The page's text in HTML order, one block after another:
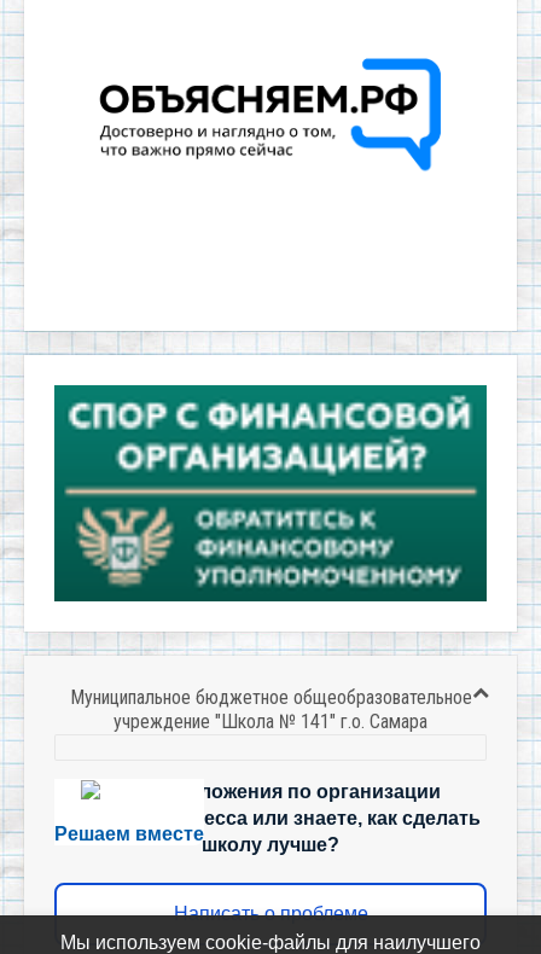
Муниципальное бюджетное общеобразовательное
учреждение "Школа № 141" г.о. Самара
Решаем вместе
Есть предложения по организации
учебного процесса или знаете, как сделать
школу лучше?
Написать о проблеме
Мы используем cookie-файлы для наилучшего